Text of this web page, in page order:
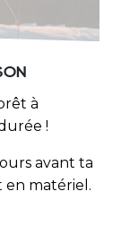
à
!
avant ta
en matériel.